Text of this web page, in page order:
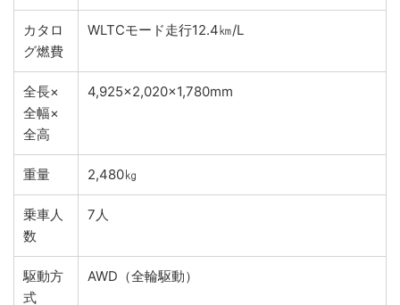
カタロ
グ燃費
WLTCモード走行12.4㎞/L
全長×
全幅×
全高
4,925×2,020×1,780mm
重量 2,480㎏
乗車人
数
7人
駆動方
式
AWD（全輪駆動）